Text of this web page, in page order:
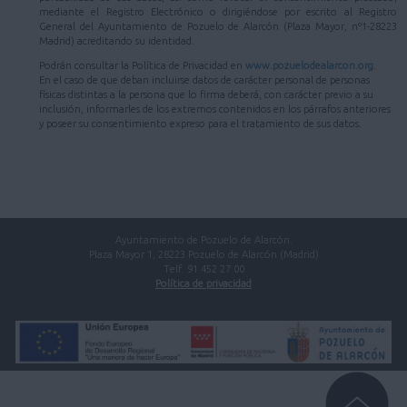
mediante el Registro Electrónico o dirigiéndose por escrito al Registro
General del Ayuntamiento de Pozuelo de Alarcón (Plaza Mayor, nº1-28223
Madrid) acreditando su identidad.
Podrán consultar la Política de Privacidad en www.pozuelodealarcon.org
En el caso de que deban incluirse datos de carácter personal de personas
físicas distintas a la persona que lo firma deberá, con carácter previo a su
inclusión, informarles de los extremos contenidos en los párrafos anteriores
y poseer su consentimiento expreso para el tratamiento de sus datos.
Ayuntamiento de Pozuelo de Alarcón.
Plaza Mayor 1, 28223 Pozuelo de Alarcón (Madrid)
Telf. 91 452 27 00
Política de privacidad